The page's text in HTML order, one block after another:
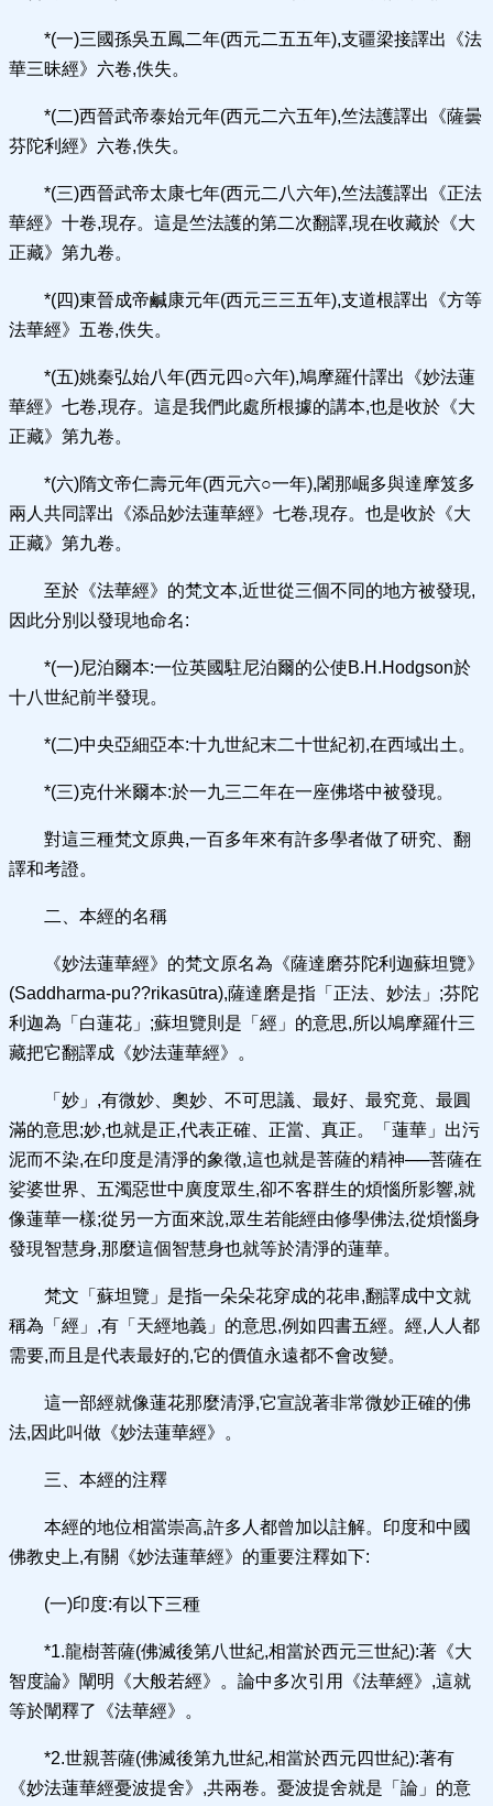
*(一)三國孫吳五鳳二年(西元二五五年),支疆梁接譯出《法
華三昧經》六卷,佚失。
*(二)西晉武帝泰始元年(西元二六五年),竺法護譯出《薩曇
芬陀利經》六卷,佚失。
*(三)西晉武帝太康七年(西元二八六年),竺法護譯出《正法
華經》十卷,現存。這是竺法護的第二次翻譯,現在收藏於《大
正藏》第九卷。
*(四)東晉成帝鹹康元年(西元三三五年),支道根譯出《方等
法華經》五卷,佚失。
*(五)姚秦弘始八年(西元四○六年),鳩摩羅什譯出《妙法蓮
華經》七卷,現存。這是我們此處所根據的講本,也是收於《大
正藏》第九卷。
*(六)隋文帝仁壽元年(西元六○一年),闍那崛多與達摩笈多
兩人共同譯出《添品妙法蓮華經》七卷,現存。也是收於《大
正藏》第九卷。
至於《法華經》的梵文本,近世從三個不同的地方被發現,
因此分別以發現地命名:
*(一)尼泊爾本:一位英國駐尼泊爾的公使B.H.Hodgson於
十八世紀前半發現。
*(二)中央亞細亞本:十九世紀末二十世紀初,在西域出土。
*(三)克什米爾本:於一九三二年在一座佛塔中被發現。
對這三種梵文原典,一百多年來有許多學者做了研究、翻
譯和考證。
二、本經的名稱
《妙法蓮華經》的梵文原名為《薩達磨芬陀利迦蘇坦覽》
(Saddharma-pu??rikasūtra),薩達磨是指「正法、妙法」;芬陀
利迦為「白蓮花」;蘇坦覽則是「經」的意思,所以鳩摩羅什三
藏把它翻譯成《妙法蓮華經》。
「妙」,有微妙、奧妙、不可思議、最好、最究竟、最圓
滿的意思;妙,也就是正,代表正確、正當、真正。「蓮華」出污
泥而不染,在印度是清淨的象徵,這也就是菩薩的精神──菩薩在
娑婆世界、五濁惡世中廣度眾生,卻不客群生的煩惱所影響,就
像蓮華一樣;從另一方面來說,眾生若能經由修學佛法,從煩惱身
發現智慧身,那麼這個智慧身也就等於清淨的蓮華。
梵文「蘇坦覽」是指一朵朵花穿成的花串,翻譯成中文就
稱為「經」,有「天經地義」的意思,例如四書五經。經,人人都
需要,而且是代表最好的,它的價值永遠都不會改變。
這一部經就像蓮花那麼清淨,它宣說著非常微妙正確的佛
法,因此叫做《妙法蓮華經》。
三、本經的注釋
本經的地位相當崇高,許多人都曾加以註解。印度和中國
佛教史上,有關《妙法蓮華經》的重要注釋如下:
(一)印度:有以下三種
*1.龍樹菩薩(佛滅後第八世紀,相當於西元三世紀):著《大
智度論》闡明《大般若經》。論中多次引用《法華經》,這就
等於闡釋了《法華經》。
*2.世親菩薩(佛滅後第九世紀,相當於西元四世紀):著有
《妙法蓮華經憂波提舍》,共兩卷。憂波提舍就是「論」的意